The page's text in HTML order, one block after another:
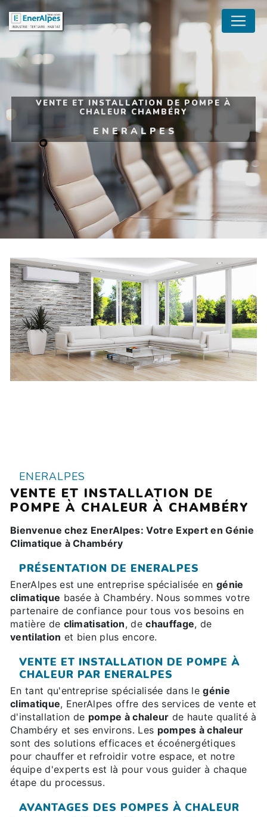
VENTE ET INSTALLATION DE POMPE À
CHALEUR CHAMBÉRY
ENERALPES
ENERALPES
VENTE ET INSTALLATION DE
POMPE À CHALEUR À CHAMBÉRY
Bienvenue chez EnerAlpes: Votre Expert en Génie
Climatique à Chambéry
PRÉSENTATION DE ENERALPES
EnerAlpes est une entreprise spécialisée engénie
climatique basée à Chambéry. Nous sommes votre
partenaire de confiance pour tous vos besoins en
matière de climatisation, dechauffage, de
ventilation et bien plus encore.
VENTE ET INSTALLATION DE POMPE À
CHALEUR PAR ENERALPES
En tant qu'entreprise spécialisée dans legénie
climatique, EnerAlpes offre des services de vente et
d'installation de pompe à chaleur de haute qualité à
Chambéry et ses environs. Les pompes à chaleur
sont des solutions efficaces et écoénergétiques
pour chauffer et refroidir votre espace, et notre
équipe d'experts est là pour vous guider à chaque
étape du processus.
AVANTAGES DES POMPES À CHALEUR
Panneau de gestion des cookies